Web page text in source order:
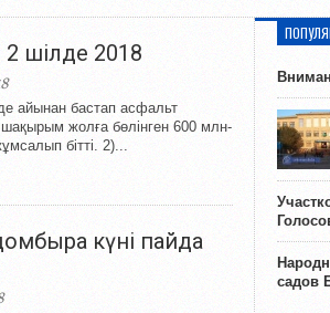
2 шілде 2018
айынан бастап асфальт
шақырым жолға бөлінген 600 млн-
бітті. 2)...
күні пайда
садов